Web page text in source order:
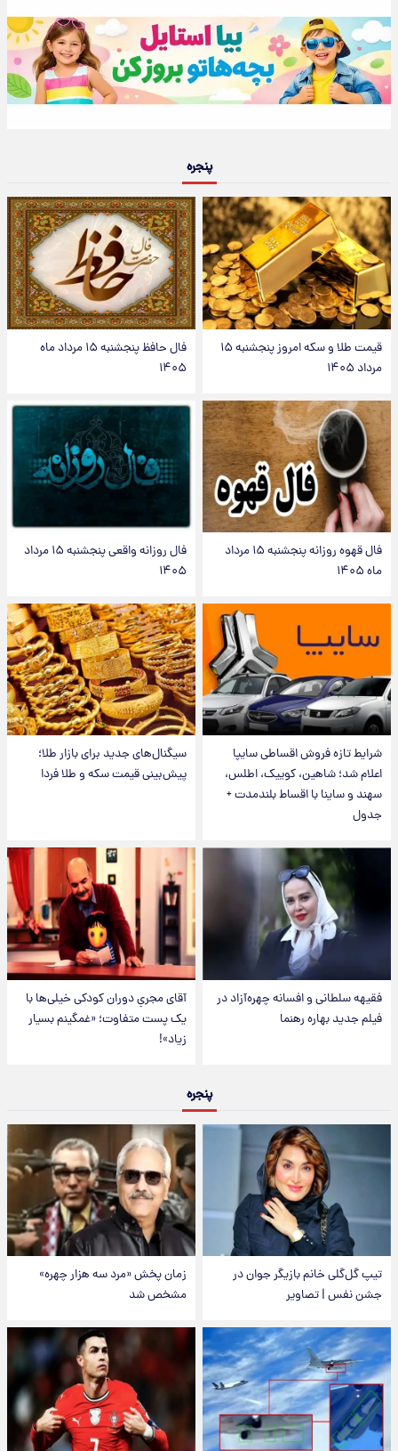
پنجره
قیمت طلا و سکه امروز پنجشنبه ۱۵
مرداد ۱۴۰۵
فال حافظ پنجشنبه ۱۵ مرداد ماه
۱۴۰۵
فال قهوه روزانه پنجشنبه ۱۵ مرداد
ماه ۱۴۰۵
فال روزانه واقعی پنجشنبه ۱۵ مرداد
۱۴۰۵
شرایط تازه فروش اقساطی سایپا
اعلام شد؛ شاهین، کوییک، اطلس،
سهند و ساینا با اقساط بلندمدت +
جدول
سیگنال‌های جدید برای بازار طلا؛
پیش‌بینی قیمت سکه و طلا فردا
فقیهه سلطانی و افسانه چهره‌آزاد در
فیلم جدید بهاره رهنما
آقای مجریِ دوران کودکی خیلی‌ها با
یک پست متفاوت؛ «غمگینم بسیار
زیاد»!
پنجره
تیپ گل‌گلی خانم بازیگر جوان در
جشن نفس | تصاویر
زمان پخش «مرد سه هزار چهره»
مشخص شد